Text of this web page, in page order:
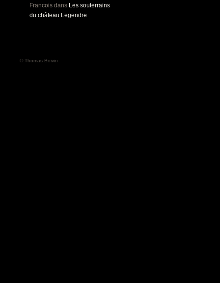
Francois dans Les souterrains
du château Legendre
© Thomas Boivin